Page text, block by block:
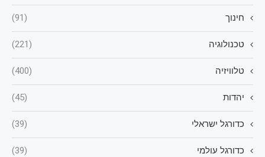
חינוך (91)
טכנולוגיה (221)
טלוויזיה (400)
יהדות (45)
כדורגל ישראלי (39)
כדורגל עולמי (39)